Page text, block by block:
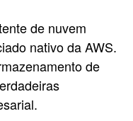
de nuvem
nativo da AWS.
de